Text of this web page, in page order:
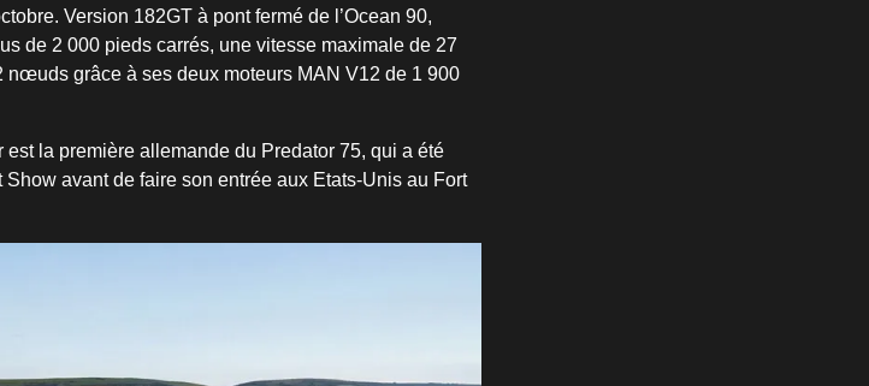
Version 182GT à pont fermé de l’Ocean 90,
de 2 000 pieds carrés, une vitesse maximale de 27
grâce à ses deux moteurs MAN V12 de 1 900
la première allemande du Predator 75, qui a été
avant de faire son entrée aux Etats-Unis au Fort